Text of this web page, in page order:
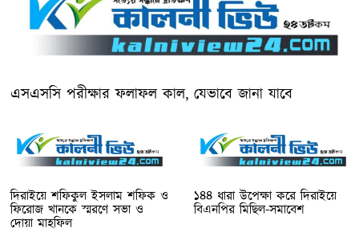
এসএসসি পরীক্ষার ফলাফল কাল, যেভাবে জানা যাবে
দিরাইয়ে শফিকুল ইসলাম শফিক ও
ফিরোজ খানকে স্মরণে সভা ও
দোয়া মাহফিল
১৪৪ ধারা উপেক্ষা করে দিরাইয়ে
বিএনপির মিছিল-সমাবেশ